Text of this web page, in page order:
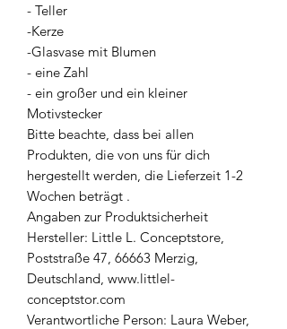
- Teller
-Kerze
-Glasvase mit Blumen
- eine Zahl
- ein großer und ein kleiner
Motivstecker
Bitte beachte, dass bei allen
Produkten, die von uns für dich
hergestellt werden, die Lieferzeit 1-2
Wochen beträgt .
Angaben zur Produktsicherheit
Hersteller: Little L. Conceptstore,
Poststraße 47, 66663 Merzig,
Deutschland, www.littlel-
conceptstor.com
Verantwortliche Person: Laura Weber,